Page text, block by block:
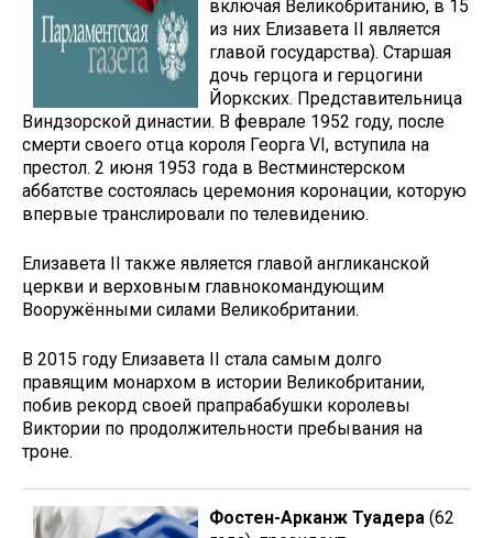
включая Великобританию, в 15
из них Елизавета II является
главой государства). Старшая
дочь герцога и герцогини
Йоркских. Представительница
Виндзорской династии. В феврале 1952 году, после
смерти своего отца короля Георга VI, вступила на
престол. 2 июня 1953 года в Вестминстерском
аббатстве состоялась церемония коронации, которую
впервые транслировали по телевидению.
Елизавета II также является главой англиканской
церкви и верховным главнокомандующим
Вооружёнными силами Великобритании.
В 2015 году Елизавета II стала самым долго
правящим монархом в истории Великобритании,
побив рекорд своей прапрабабушки королевы
Виктории по продолжительности пребывания на
троне.
Фостен-Арканж Туадера (62